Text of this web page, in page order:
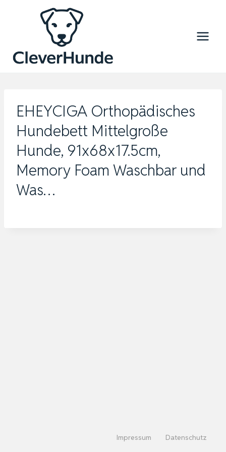
EHEYCIGA Orthopädisches
Hundebett Mittelgroße
Hunde, 91x68x17.5cm,
Memory Foam Waschbar und
Was…
Impressum Datenschutz